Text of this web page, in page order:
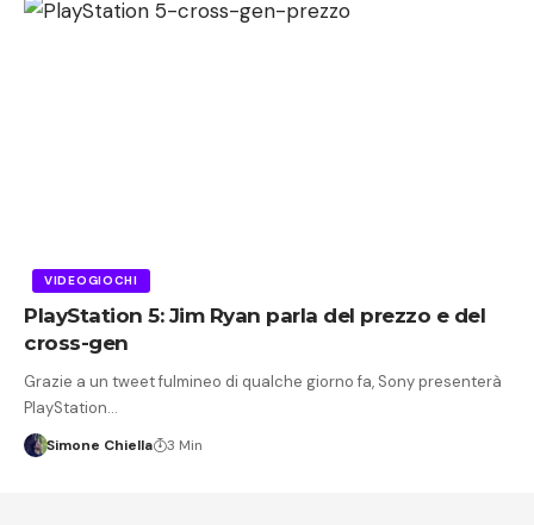
VIDEOGIOCHI
PlayStation 5: Jim Ryan parla del prezzo e del
cross-gen
Grazie a un tweet fulmineo di qualche giorno fa, Sony presenterà
PlayStation…
Simone Chiella 3 Min